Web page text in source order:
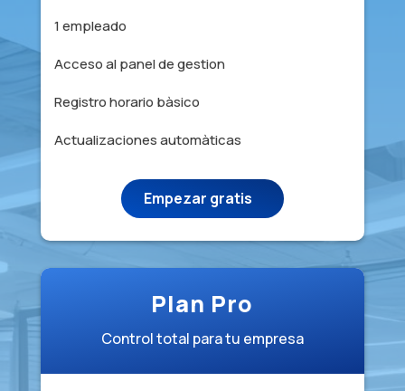
1 empleado
Acceso al panel de gestion
Registro horario bàsico
Actualizaciones automàticas
Empezar gratis
Plan Pro
Control total para tu empresa